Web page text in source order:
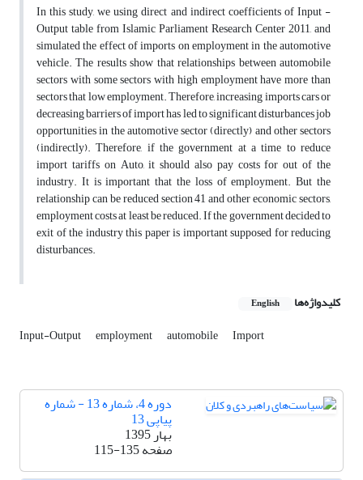
In this study, we using direct and indirect coefficients of Input -
Output table from Islamic Parliament Research Center 2011, and
simulated the effect of imports on employment in the automotive
vehicle. The results show that relationships between automobile
sectors with some sectors with high employment have more than
sectors that low employment. Therefore, increasing imports cars or
decreasing barriers of import has led to significant disturbances job
opportunities in the automotive sector (directly) and other sectors
(indirectly). Therefore, if the government at a time to reduce
import tariffs on Auto, it should also pay costs for out of the
industry. It is important that the loss of employment. But the
relationship can be reduced section 41 and other economic sectors,
employment costs at least be reduced. If the government decided to
exit of the industry this paper is important supposed for reducing
disturbances.
کلیدواژه‌ها English
Input-Output employment automobile Import
دوره 4، شماره 13 - شماره
پیاپی 13
بهار 1395
صفحه115-135